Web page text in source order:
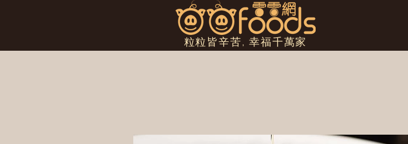
粒粒皆辛苦, 幸福千萬家